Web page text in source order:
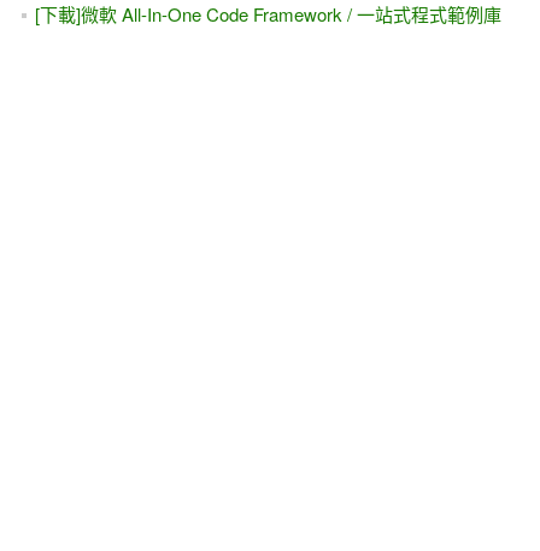
[下載]微軟 All-In-One Code Framework / 一站式程式範例庫